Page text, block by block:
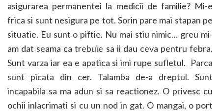
asigurarea permanentei la medicii de familie? Mi-e
frica si sunt nesigura pe tot. Sorin pare mai stapan pe
situatie. Eu sunt o piftie. Nu mai stiu nimic… greu mi-
am dat seama ca trebuie sa ii dau ceva pentru febra.
Sunt varza iar ea e apatica si imi rupe sufletul. Parca
sunt picata din cer. Talamba de-a dreptul. Sunt
incapabila sa ma adun si sa reactionez. O privesc cu
ochii inlacrimati si cu un nod in gat. O mangai, o port